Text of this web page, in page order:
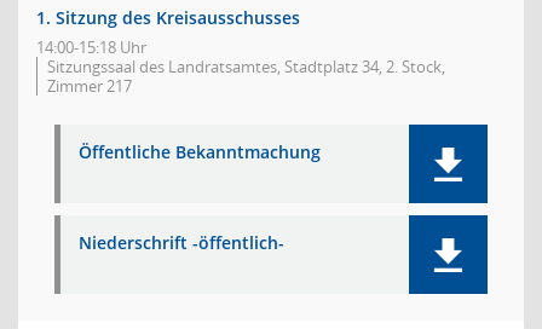
1. Sitzung des Kreisausschusses
14:00-15:18 Uhr
Sitzungssaal des Landratsamtes, Stadtplatz 34, 2. Stock,
Zimmer 217
Öffentliche Bekanntmachung
Niederschrift -öffentlich-